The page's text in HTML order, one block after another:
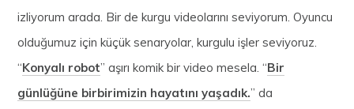
izliyorum arada. Bir de kurgu videolarını seviyorum. Oyuncu
olduğumuz için küçük senaryolar, kurgulu işler seviyoruz.
“Konyalı robot” aşırı komik bir video mesela. “Bir
günlüğüne birbirimizin hayatını yaşadık.” da